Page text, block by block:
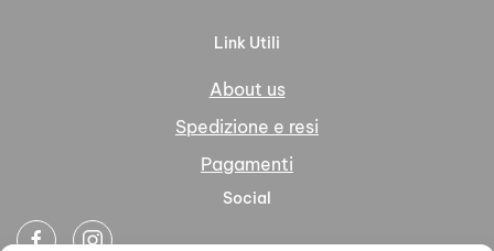
Link Utili
About us
Spedizione e resi
Pagamenti
Social